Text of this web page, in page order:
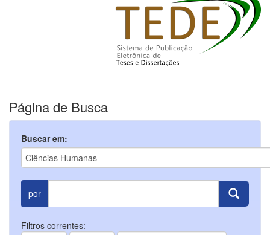
Página de Busca
Buscar em:
por
Filtros correntes: